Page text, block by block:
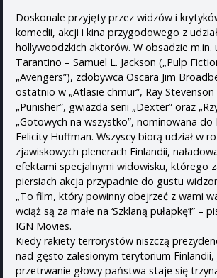
Doskonale przyjęty przez widzów i
komedii, akcji i kina przygodowego z
hollywoodzkich aktorów. W obsadzie m.in.
Tarantino – Samuel L. Jackson („Pulp
„Avengers”), zdobywca Oscara Jim
ostatnio w „Atlasie chmur”, Ray Stevenson
„Punisher”, gwiazda serii „Dexter” oraz
„Gotowych na wszystko”, nominowana
Felicity Huffman. Wszyscy biorą udział w
zjawiskowych plenerach Finlandii,
efektami specjalnymi widowisku, którego
piersiach akcja przypadnie do gustu
„To film, który powinny obejrzeć z wami
wciąż są za małe na ‘Szklaną pułapkę’!” –
IGN Movies.
Kiedy rakiety terrorystów niszczą
nad gęsto zalesionym terytorium Finlandii,
przetrwanie głowy państwa staje się